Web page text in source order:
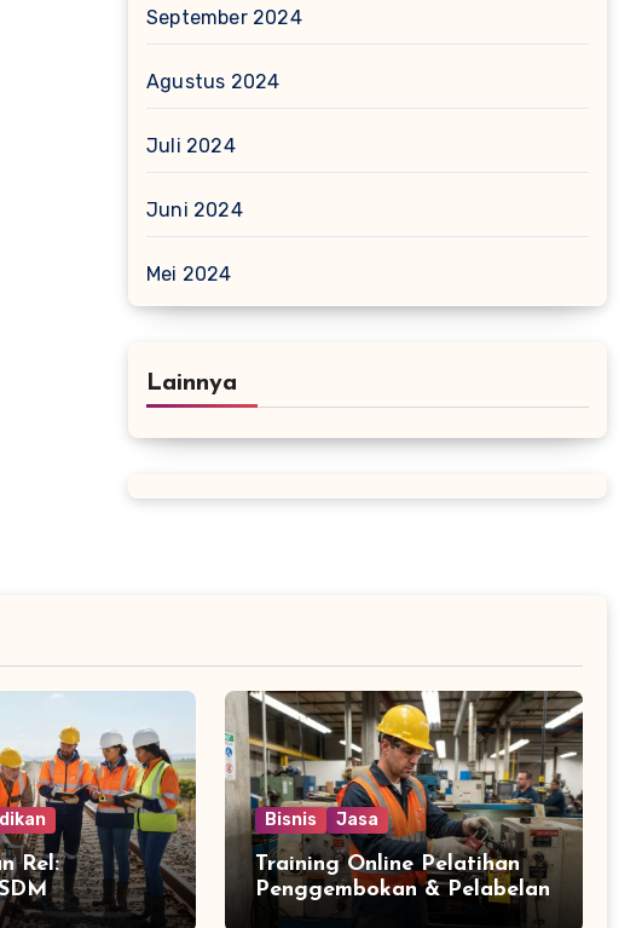
September 2024
Agustus 2024
Juli 2024
Juni 2024
Mei 2024
Lainnya
Rel:
Bisnis Jasa
Training Online Pelatihan
Penggembokan & Pelabelan